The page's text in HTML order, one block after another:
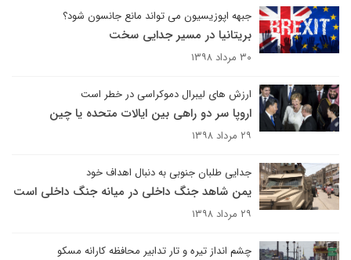
جبهه اپوزیسیون می تواند مانع جانسون شود؟
بریتانیا در مسیر جدایی سخت
۳۰ مرداد ۱۳۹۸
ارزش های لیبرال دموکراسی در خطر است
اروپا سر دو راهی بین ایالات متحده یا چین
۲۹ مرداد ۱۳۹۸
جدایی طلبان جنوبی به دنبال اهداف خود ​​​​​​​
یمن شاهد جنگ داخلی در میانه جنگ داخلی است
۲۹ مرداد ۱۳۹۸
چشم انداز تیره و تار تدابیر محافظه کارانه مسکو